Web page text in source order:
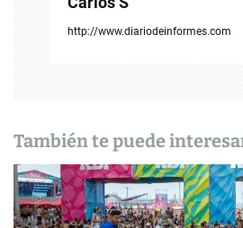
d
e
e
http://www.diariodeinformes.com
También te puede